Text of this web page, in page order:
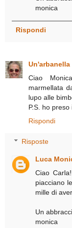
monica
Rispondi
Ciao
marmellata
lupo alle
P.S. ho
Rispondi
Risposte
Luca
Ciao
piacciano
mille di
Un
monica